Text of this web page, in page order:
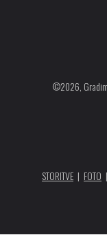
©2026,
STORITVE| FOTO |